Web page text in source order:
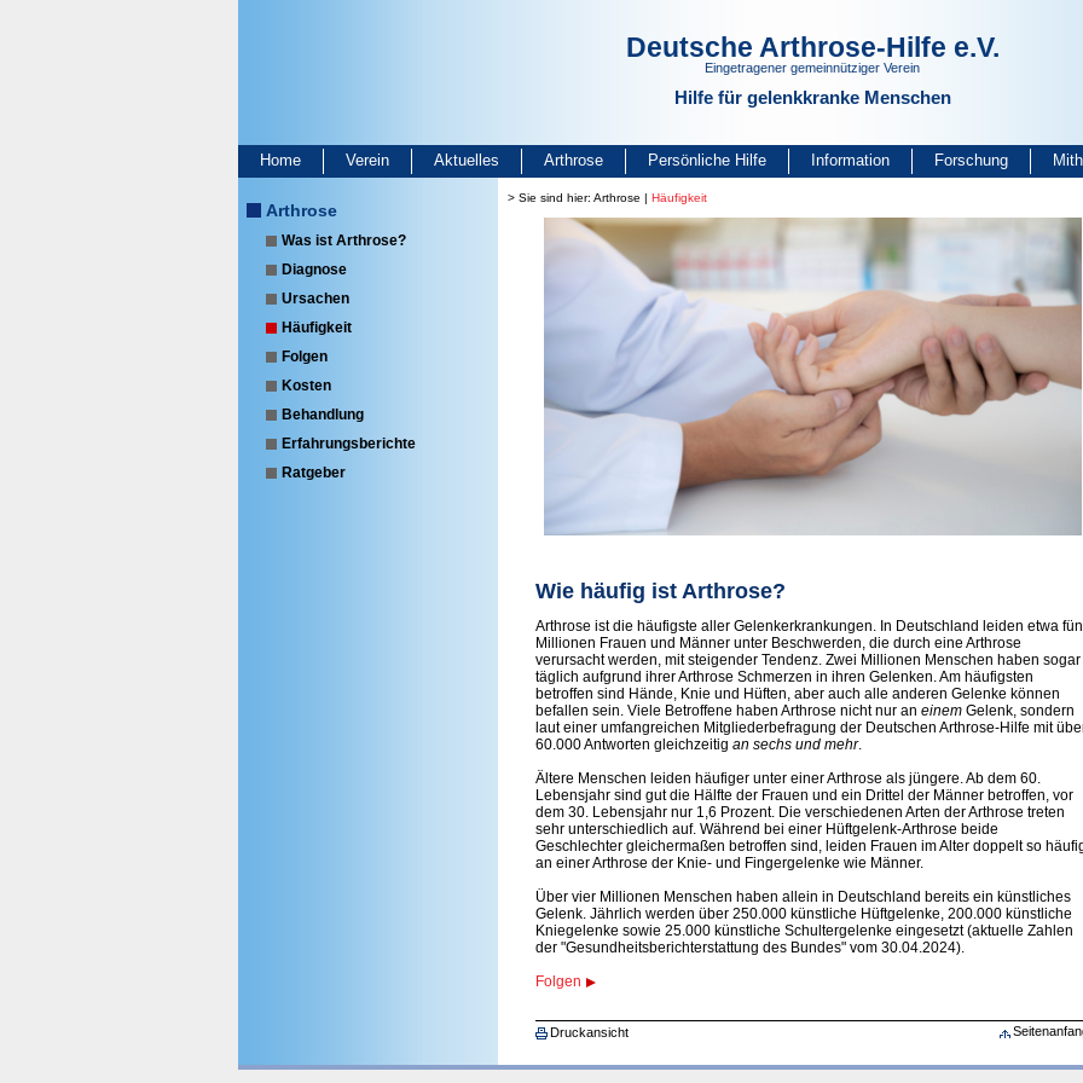
Deutsche Arthrose-Hilfe e.V.
Eingetragener gemeinnütziger Verein
Hilfe für gelenkkranke Menschen
Home Verein Aktuelles Arthrose Persönliche Hilfe Information Forschung
Arthrose
Was ist Arthrose?
Diagnose
Ursachen
Häufigkeit
Folgen
Kosten
Behandlung
Erfahrungsberichte
Ratgeber
> Sie sind hier: Arthrose | Häufigkeit
Wie häufig ist Arthrose?
Arthrose ist die häufigste aller Gelenkerkrankungen. In Deutschland leiden etwa
Millionen Frauen und Männer unter Beschwerden, die durch eine Arthrose
verursacht werden, mit steigender Tendenz. Zwei Millionen Menschen haben sogar
täglich aufgrund ihrer Arthrose Schmerzen in ihren Gelenken. Am häufigsten
betroffen sind Hände, Knie und Hüften, aber auch alle anderen Gelenke können
befallen sein. Viele Betroffene haben Arth­rose nicht nur aneinemGelenk, sondern
laut einer umfangreichen Mitgliederbefragung der Deutschen Arthrose-Hilfe mit
60.000 Antworten gleichzeitigan sechs und mehr.
Ältere Menschen leiden häufiger unter einer Arthrose als jüngere. Ab dem 60.
Lebensjahr sind gut die Hälfte der Frauen und ein Drittel der Männer betroffen, vor
dem 30. Lebensjahr nur 1,6 Prozent. Die verschiedenen Arten der Arthrose treten
sehr unterschiedlich auf. Während bei einer Hüftgelenk-Arthrose beide
Geschlechter gleichermaßen betroffen sind, leiden Frauen im Alter doppelt so
an einer Arthrose der Knie- und Fingergelenke wie Männer.
Über vier Millionen Menschen haben allein in Deutschland bereits ein künstliches
Gelenk. Jährlich werden über 250.000 künstliche Hüftgelenke, 200.000 künstliche
Kniegelenke sowie 25.000 künstliche Schultergelenke eingesetzt (aktuelle Zahlen
der "Gesundheitsberichterstattung des Bundes" vom 30.04.2024).
Folgen
Druckansicht